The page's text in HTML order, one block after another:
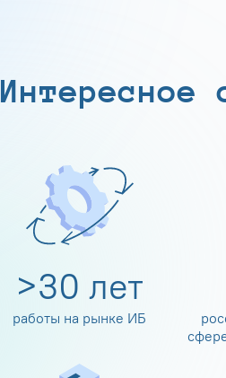
Интересное
>30 лет
работы на рынке ИБ